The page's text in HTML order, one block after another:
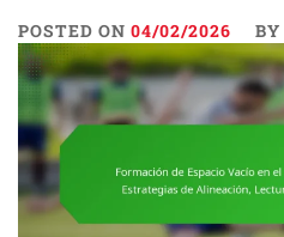
POSTED ON 04/02/2026 BY